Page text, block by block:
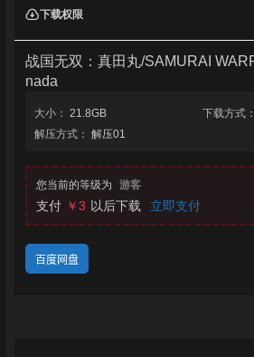
下载权限
战国无双：真田丸/SAMURAI
nada
大小： 21.8GB 下载方式：
解压方式： 解压01
您当前的等级为 游客
支付 ￥3 以后下载 立即支付
百度网盘